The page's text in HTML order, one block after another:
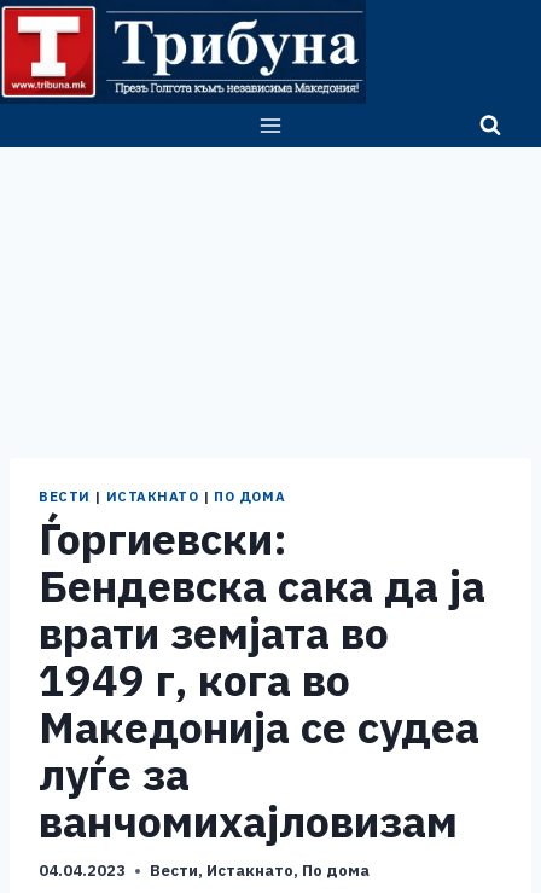
Skip
content
ВЕСТИ | ИСТАКНАТО | ПО ДОМА
Ѓоргиевски:
Бендевска сака да ја
врати земјата во
1949 г, кога во
Македонија се судеа
луѓе за
ванчомихајловизам
04.04.2023 Вести, Истакнато, По дома